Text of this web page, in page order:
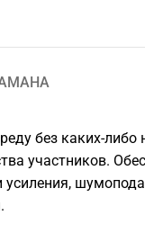
без каких-
участников.